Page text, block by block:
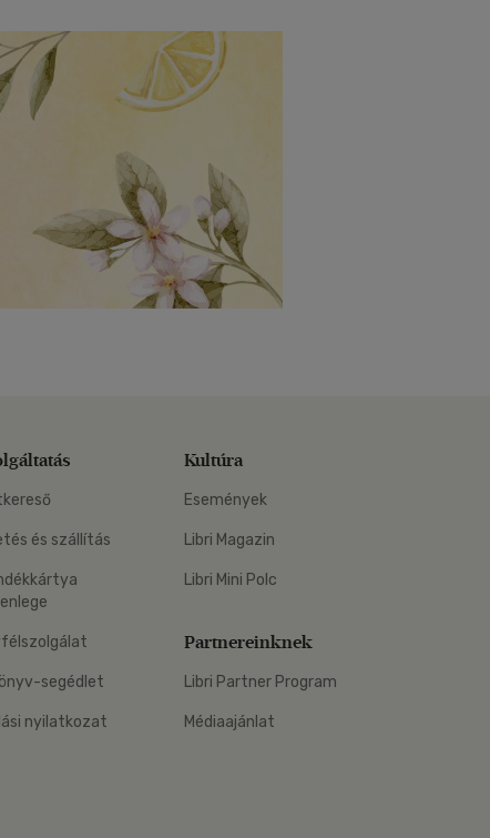
és szállítás
segédlet
nyilatkozat
Kultúra
Események
Libri Magazin
Libri Mini Polc
Partnereinknek
Libri Partner Program
Médiaajánlat